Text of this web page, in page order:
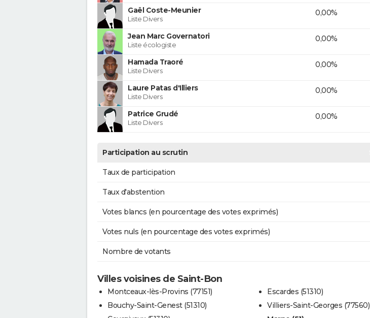
Gaël Coste-Meunier
Liste Divers
0,00%
Jean Marc Governatori
Liste écologiste
0,00%
Hamada Traoré
Liste Divers
0,00%
Laure Patas d'Illiers
Liste Divers
0,00%
Patrice Grudé
Liste Divers
0,00%
Participation au scrutin
Taux de participation
Taux d'abstention
Votes blancs (en pourcentage des votes exprimés)
Votes nuls (en pourcentage des votes exprimés)
Nombre de votants
Villes voisines de Saint-Bon
Montceaux-lès-Provins (77151)
Bouchy-Saint-Genest (51310)
Escardes (51310)
Villiers-Saint-Georges (77560)